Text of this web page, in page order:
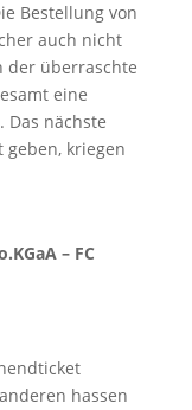
Bestellung von
auch nicht
der überraschte
eine
Das nächste
kriegen
– FC
hassen